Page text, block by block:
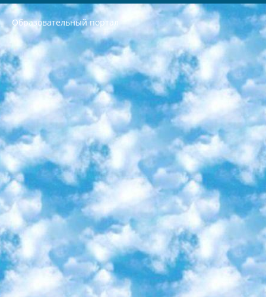
Образовательный портал
РЕСПУБЛИКА УЗБЕКИСТАН МИНИСТРЕРСТВО ДОШКОЛЬНОГО И ШКОЛЬНОГО ОБРАЗОВАНИЯ КОМАНДА в общеобразовательных учреждениях в 2023-2024 учебном году организация и проведение итоговой государственной аттестации обучающихся о Министра дошкольного и школьного образования Республики Узбекистан от 4 марта 2008 года (постановлением Минюста от 20 марта 2008 года № 1778 государственной регистрации) «Итоговое состояние учащихся общего среднего образования на основании положения об утверждении положения об аттестации общего среднего образования выпускной экзамен студентов в образовательных учреждениях в 2023-2024 учебном году В целях организации и прохождения аттестации приказываю: 1. Следующее: перечень предметов, по которым будет проводиться итоговая государственная аттестация и экзамен формы перевода согласно приложению 1; сертификаты международного образца, оценивающие уровень владения иностранными языками перечень согласно приложению 2; 2. Педагогический при специализированных образовательных учреждениях. научно-практический центр квалификации и международной оценки (Д.Давидова) 2024 г. До 25 марта: задания по предметам, по которым будет проводиться итоговая аттестация разработка и утверждение технических условий; итоговая аттестация на основании разработанного предметного задания разработка вопросов по предметам (устно и письменно), экзамен передача; общеобразовательные средние школы и специальные учебные заведения учащиеся выпускных классов школ и интернатов в агентской системе подготовка базы данных экзаменационных материалов и критериев оценки; перевод базы экзаменационных материалов на все языки обучения подать в Республиканский образовательный центр для изготовления; варианты экзаменов на основе разработанных контрольных материалов пусть будут поставлены задачи формирования. 3. Республиканский образовательный центр (Ш.Худайкулов) до 5 апреля 2024 года. до: база данных предоставленных экзаменационных материалов на все языки обучения перевод и экспертиза; для слепых, слабовидящих, глухих, слабослышащих и умственно отсталых детей учащиеся выпускных классов специализированных школ и школ-интернатов база данных экзаменационных материалов на всех преподаваемых языках подготовка критериев оценки; специализированные школы для умственно отсталых детей и технологии для учащихся выпускных классов школ-интернатов разработка соответствующих рекомендаций и критериев проведения ЕГЭ по естествознанию давать задания. 4. Педагогический при специализированных образовательных учреждениях. Научно-практический центр навыков и международной оценки (Д.Давидова), Республика образовательный центр (Худайкулов Ш.) итоговый государственный аттестационный экзамен ориентирован на творческое и логическое мышление при подготовке базы материалов учитывать введение заданий. 5. Следует отметить, что: сертификат государственного образца о знании общеобразовательного предмета и как минимум национальный уровень B1 по предметам на иностранных языках, указанным в Приложении 2. или международно признанный сертификат эквивалентного уровня студенты, изучающие определенный предмет, освобождаются от экзамена; по соответствующим предметам запланирована итоговая государственная аттестация за день до дня, путем жеребьевки Рабочей группой (в письменной форме по предметам, проводимым в форме) из числа сформированных вариантов выбрано 2 варианта; 2 выбранных варианта экзамена анонсированы на официальном сайте министерства и все выпускники по всей стране на основе этих вариантов проводит итоговую государственную аттестацию. 6. Государственное образование учащихся средних общеобразовательных учреждений. знания в соответствии с квалификационными требованиями, которые необходимо приобрести на основании стандартов итоговый (выпускной) контроль для 9 и 11 классов в целях тестирования Экзамены (далее – экзамены) состоят из предметов, перечисленных в приложении 1. будет сделано. 7. Экзамены пройдут с 26 мая по 15 июня 2024 г. (кроме науки физического воспитания). 8. Физическая для учащихся 9 классов общесредних образовательных учреждений. Экзамены по предмету «Образование, квалификация медицина» 1-6 мая 2024 года. сотрудники перевести под присмотр (с отклонениями в физическом или умственном развитии) специализированная школа для детей, школы-интернаты и со сколиозом школы-интернаты санаторного типа для больных детей исключены). 9. Он был слепым, слабовидящим и имел нарушения опорно-двигательного аппарата. экзамены в специализированных школах и интернатах для детей должны проводиться исходя из требований, предъявляемых к общеобразовательным учреждениям (физкультура кроме науки). 10. Специализированная школа для глухих и слабослышащих детей. и экзамены в интернатах и быть реализован в виде письменного теста по математике. 11. Специальность для умственно отсталых детей. Для 9 класса Родной язык и литературное письмо Государственный язык (язык обучения – узбекский). для неклассов) написано Математическое письмо Письменная/устная история Узбекистана Физическое воспитание практично Итоговый контроль Для 11 класса Написание родного языка и литературы (эссе) Математическое письмо Узбекский язык (обучение на узбекском языке) не посещающее общее среднее образование для учреждений)/Образовательное учреждение выбор письменный и устный Иностранный язык письменный/устный Письменная/устная история Узбекистана *По выбору студента:  Химия  Физика  Основы государственного права  География 10 бесплатных образовательных ресурсов - Мы составили подборку онлайн-проектов с интерактивными упражнениями, видеолекциями и статьями. Они помогут вам обрести новые и освежить старые знания бесплатно. 1. «ИНТУИТ» Старейшая образовательная площадка Рунета. Здесь вы найдёте сотни текстовых и видеокурсов на десятки различных тем — от программирования до психологии. Многие курсы подготовлены российскими университетами и крупными международными компаниями вроде Intel и Microsoft. Самостоятельное обучение бесплатное, но желающие могут оплатить услуги персональных наставников. 2. «Смартия» знакомит с актуальными профессиями и подсказывает, как им обучаться. Выбрав заинтересовавшую вас специальность — SMM-специалист, фотограф, веб-дизайнер или другую, — увидите список необходимых для неё умений. Чтобы вы могли освоить их самостоятельно, для каждого умения площадка отображает подборку ссылок на учебные материалы. Хотя «Смартия» ориентируется на русскоязычную аудиторию, часть контента всё же доступна только на английском. 3. «Лекторий Физтеха» Проект Московского физико-технического института (Физтеха). С его помощью вы можете смотреть онлайн серии лекций, записанные на видео в этом вузе. В числе доступных предметов — физика, биология, химия, информационные технологии и другие. К некоторым лекциям администрация ресурса прилагает готовые конспекты, которые можно скачивать в PDF-формате. 4. ITMOcourses Онлайн-площадка Санкт-Петербургского национального исследовательского университета информационных технологий, механики и оптики (ИТМО). Ресурс предоставляет свободный доступ к курсам, разработанным в этом вузе. Каталог материалов разбит на четыре категории: «Оптические системы и технологии», «Приборостроение и робототехника», «Информационные технологии» и «Биотехнологии». Курсы состоят из видеолекций, интерактивных демонстраций и заданий. 5. «КиберЛенинка» Электронная научная библиотека открытого доступа. Каталог площадки регулярно обрастает текстами статей из различных научных изданий. Сгруппированные по журналам и рубрикам публикации можно читать онлайн или скачивать целиком в PDF-формате. Проект нацелен на популяризацию науки за счёт открытого доступа к качественной информации. 6. «ПостНаука» На этом ресурсе публикуют подборки видеолекций, составленные экспертами из разных отраслей и объединённые общими темами. Среди них, к примеру, есть серии «Биоинформатика и геномика», «Культура средневековой Скандинавии» и Cinema Studies о теории кино. Каждая подборка лекций — логически связанная история, рассказанная экспертом от первого лица. Кроме того, на сайте появляются научно-образовательные статьи и тесты на разные темы. 7. «Newочём» Команда проекта «Newочём» отбирает самые интересные тексты из англоязычных СМИ и переводит те из них, за которые голосуют участники сообщества «ВКонтакте». По большей части это научно-популярные статьи. Редакторы придумывают лишь заголовки, в остальном содержание переводов соответствует оригиналам. Полные тексты можно читать прямо в социальной сети. 8. InternetUrok Онлайн-база материалов по основным дисциплинам школьной программы. Информация на сайте структурирована по классам, предметам и темам (урокам). Каждый урок состоит из видеолекций и конспектов. Есть также интерактивные тренажёры и тесты для закрепления пройденного материала. Даже если вы давно окончили школу, возможность повторить программу старших классов всегда может пригодиться. 9. Edutainme Ещё один ресурс об образовании. В отличие от Newtonew, как мне кажется, Edutainme больше ориентируется на представителей индустрии: педагогов, предпринимателей, разработчиков образовательных проектов. Но и любой, кто просто стремится к саморазвитию, найдёт на сайте много полезного и интересного для себя. Например, информацию о новых курсах и образовательных сервисах. 10. Newtonew Онлайн-медиа об образовании и обучении в широком смысле. Авторы Newtonew пишут об инструментах, заведениях, тактиках и стратегиях, которые помогают учить других и получать новые знания самостоятельно. На этой площадке вы найдёте новости, обзоры, аналитические мат